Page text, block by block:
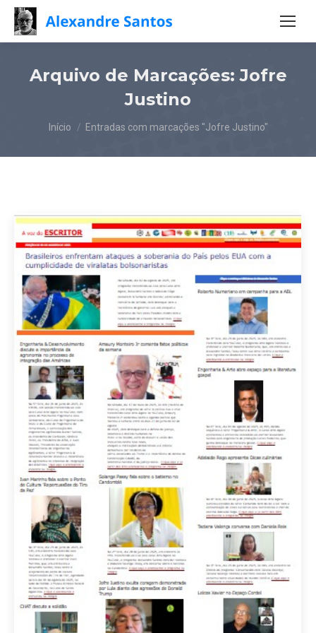
Arquivo de Marcações:Jofre
Justino
Você está aqui:
Início Entradas com marcações "Jofre Justino"